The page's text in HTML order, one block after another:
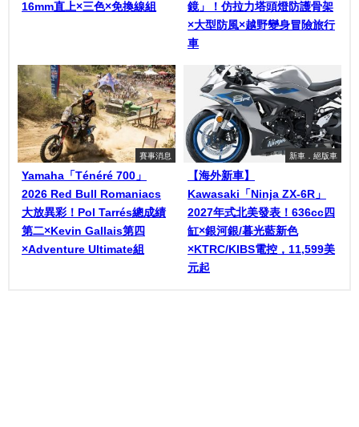
16mm直上×三色×免換線組
鏡」！仿拉力塔頭燈防護骨架
×大型防風×越野變身冒險旅行
車
賽事消息
Yamaha「Ténéré 700」
2026 Red Bull Romaniacs
大放異彩！Pol Tarrés總成績
第二×Kevin Gallais第四
×Adventure Ultimate組
新車．絕版車
【海外新車】
Kawasaki「Ninja ZX-6R」
2027年式北美發表！636cc四
缸×銀河銀/暮光藍新色
×KTRC/KIBS電控，11,599美
元起